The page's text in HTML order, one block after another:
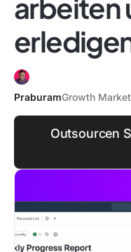
arbeiten
PraburamGrowth
Outsourcen